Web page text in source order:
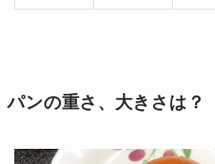
パンの重さ、大きさは？